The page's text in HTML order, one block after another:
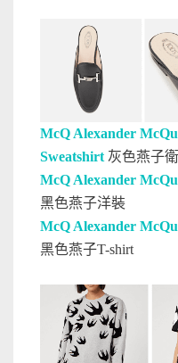
McQ Alexander
Sweatshirt 灰色燕子
McQ Alexander
黑色燕子洋裝
McQ Alexander
黑色燕子T-shirt